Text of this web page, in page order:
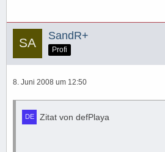
SandR+
Profi
8. Juni 2008 um 12:50
Zitat von defPlaya